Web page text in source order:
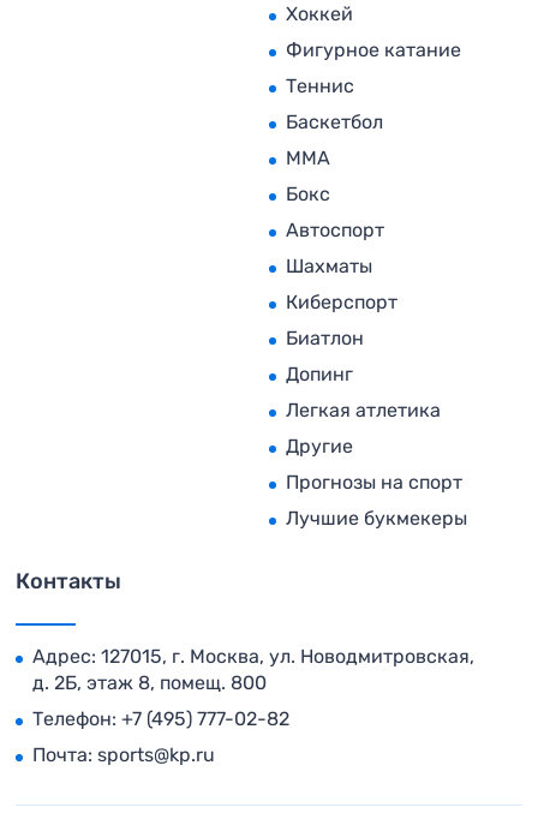
Хоккей
Фигурное катание
Теннис
Баскетбол
MMA
Бокс
Автоспорт
Шахматы
Киберспорт
Биатлон
Допинг
Легкая атлетика
Другие
Прогнозы на спорт
Лучшие букмекеры
Контакты
Адрес: 127015, г. Москва, ул. Новодмитровская,
д. 2Б, этаж 8, помещ. 800
Телефон: +7 (495) 777-02-82
Почта: sports@kp.ru